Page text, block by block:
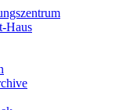
Haus